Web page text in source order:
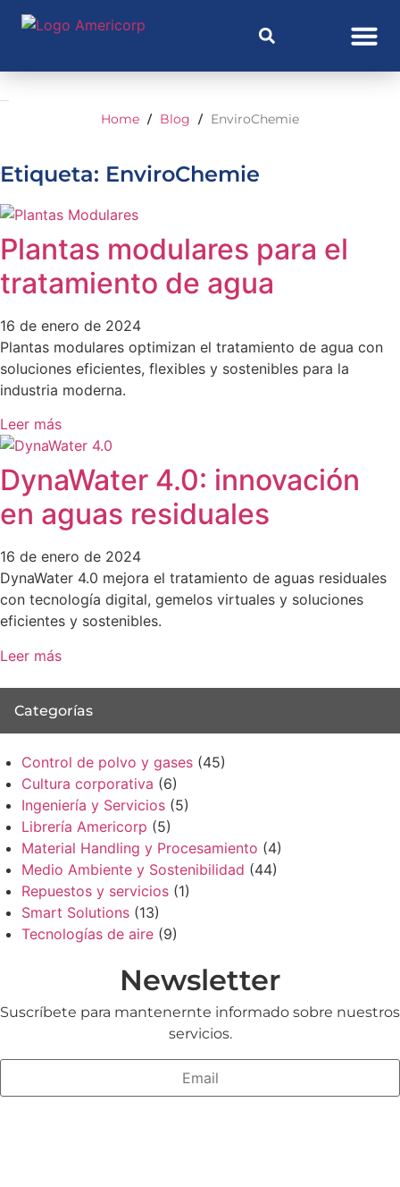
Home / Blog / EnviroChemie
Etiqueta: EnviroChemie
Plantas modulares para el
tratamiento de agua
16 de enero de 2024
Plantas modulares optimizan el tratamiento de agua con
soluciones eficientes, flexibles y sostenibles para la
industria moderna.
Leer más
DynaWater 4.0: innovación
en aguas residuales
16 de enero de 2024
DynaWater 4.0 mejora el tratamiento de aguas residuales
con tecnología digital, gemelos virtuales y soluciones
eficientes y sostenibles.
Leer más
Categorías
Control de polvo y gases (45)
Cultura corporativa (6)
Ingeniería y Servicios (5)
Librería Americorp (5)
Material Handling y Procesamiento (4)
Medio Ambiente y Sostenibilidad (44)
Repuestos y servicios (1)
Smart Solutions (13)
Tecnologías de aire (9)
Newsletter
Suscríbete para mantenernte informado sobre nuestros
servicios.